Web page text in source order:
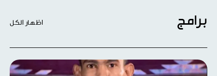
برامج اظهار الكل